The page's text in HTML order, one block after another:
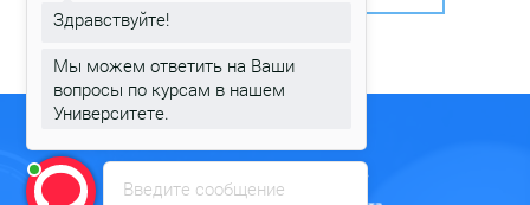
Введите сообщение
Здравствуйте!
Мы можем ответить на Ваши
вопросы по курсам в нашем
Университете.